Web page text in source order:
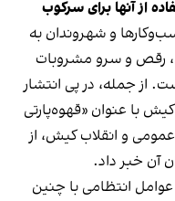
از آنها برای سرکوب
و شهروندان به
رقص و سرو مشروبات
از جمله، در پی انتشار
کیش با عنوان «قهوه‌پارتی
و انقلاب کیش، از
آن خبر داد.
عوامل انتظامی با چنین